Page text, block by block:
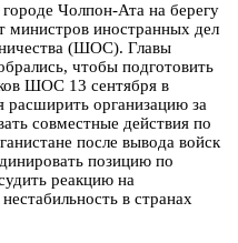
Чолпон-Ата на берегу
министров иностранных дел
(ШОС). Главы
чтобы подготовить
ШОС 13 сентября в
расширить организацию за
совместные действия по
после вывода войск
позицию по
реакцию на
в странах